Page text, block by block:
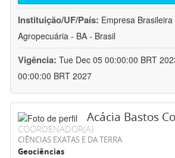
Instituição/UF/País: Empresa
Agropecuária - BA - Brasil
Vigência: Tue Dec 05 00:00:00 BRT
00:00:00 BRT 2027
Acácia Bastos
COORDENADOR(A)
CIÊNCIAS EXATAS E DA TERRA
Geociências